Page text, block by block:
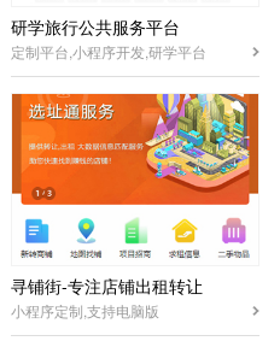
研学旅行公共服务平台
定制平台,小程序开发,研学平台
寻铺街-专注店铺出租转让
小程序定制,支持电脑版